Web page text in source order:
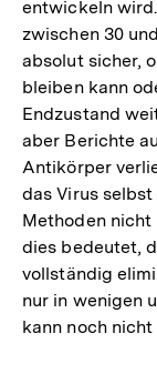
entwickeln
zwischen 30
absolut sicher,
bleiben kann
Endzustand
aber Berichte
Antikörper
das Virus
Methoden nicht
dies bedeutet,
vollständig
nur in wenigen
kann noch